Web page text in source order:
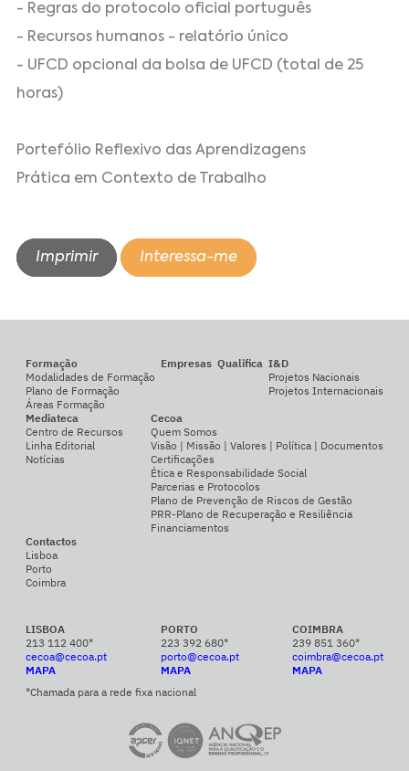
- Regras do protocolo oficial português
- Recursos humanos - relatório único
- UFCD opcional da bolsa de UFCD (total de 25
horas)
Portefólio Reflexivo das Aprendizagens
Prática em Contexto de Trabalho
Imprimir Interessa-me
Formação
Modalidades de Formação
Plano de Formação
Áreas Formação
Empresas Qualifica I&D
Projetos Nacionais
Projetos Internacionais
Mediateca
Centro de Recursos
Linha Editorial
Notícias
Cecoa
Quem Somos
Visão | Missão | Valores | Política | Documentos
Certificações
Ética e Responsabilidade Social
Parcerias e Protocolos
Plano de Prevenção de Riscos de Gestão
PRR-Plano de Recuperação e Resiliência
Financiamentos
Contactos
Lisboa
Porto
Coimbra
LISBOA
213 112 400*
cecoa@cecoa.pt
MAPA
PORTO
223 392 680*
porto@cecoa.pt
MAPA
COIMBRA
239 851 360*
coimbra@cecoa.pt
MAPA
*Chamada para a rede fixa nacional